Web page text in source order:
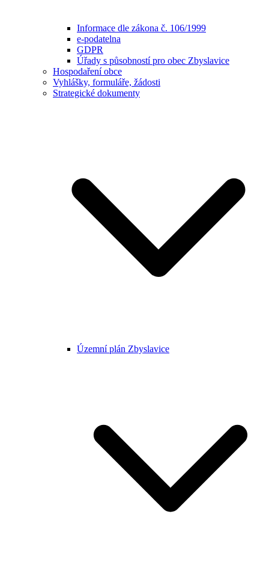
Informace dle zákona č. 106/1999
e-podatelna
GDPR
Úřady s působností pro obec Zbyslavice
Hospodaření obce
Vyhlášky, formuláře, žádosti
Strategické dokumenty
Územní plán Zbyslavice